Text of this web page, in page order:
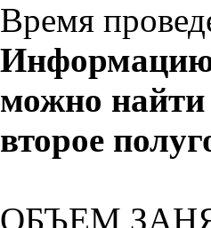
Время
Информацию
можно
второе
ОБЪЕМ